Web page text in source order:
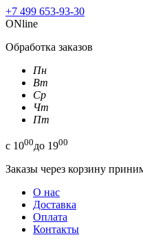
+7 499 653-93-30
ONline
Обработка заказов
Пн
Вт
Ср
Чт
Пт
с 1000до 1900
Заказы через корзину
О нас
Доставка
Оплата
Контакты